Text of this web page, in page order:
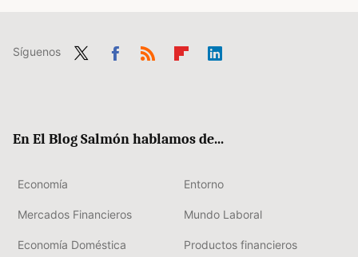
Síguenos
En El Blog Salmón hablamos de...
Economía Entorno
Mercados Financieros Mundo Laboral
Economía Doméstica Productos financieros